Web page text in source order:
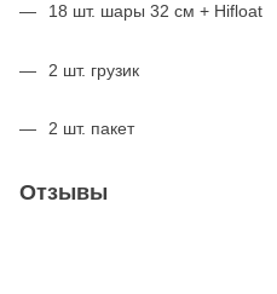
18 шт. шары 32 см + Hifloat
2 шт. грузик
2 шт. пакет
Отзывы